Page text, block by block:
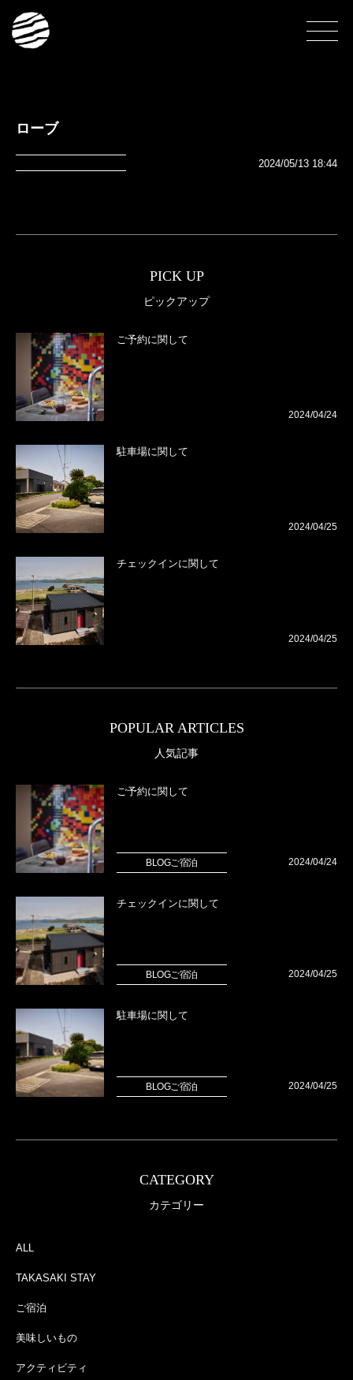
ローブ
2024/05/13 18:44
PICK UP
ピックアップ
ご予約に関して
2024/04/24
駐車場に関して
2024/04/25
チェックインに関して
2024/04/25
POPULAR ARTICLES
人気記事
ご予約に関して
BLOGご宿泊 2024/04/24
チェックインに関して
BLOGご宿泊 2024/04/25
駐車場に関して
BLOGご宿泊 2024/04/25
CATEGORY
カテゴリー
ALL
TAKASAKI STAY
ご宿泊
美味しいもの
アクティビティ